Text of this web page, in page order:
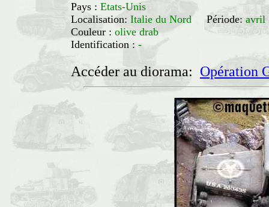
Pays : Etats-Unis
Localisation: Italie du NordPériode: avril
Couleur : olive drab
Identification : -
Accéder au diorama: Opération